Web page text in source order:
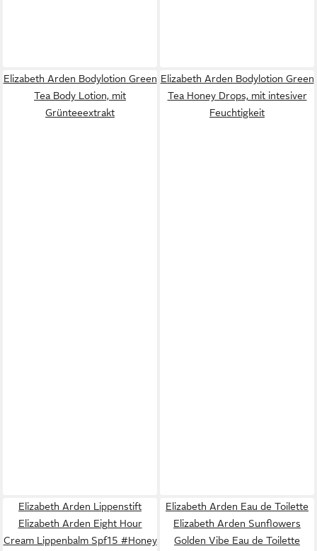
Elizabeth Arden Bodylotion Green
Tea Body Lotion, mit
Grünteeextrakt
Elizabeth Arden Bodylotion Green
Tea Honey Drops, mit intesiver
Feuchtigkeit
Elizabeth Arden Lippenstift
Elizabeth Arden Eight Hour
Cream Lippenbalm Spf15 #Honey
Elizabeth Arden Eau de Toilette
Elizabeth Arden Sunflowers
Golden Vibe Eau de Toilette